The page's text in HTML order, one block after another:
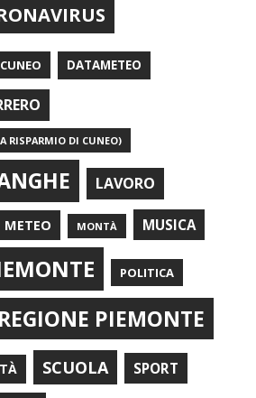
CUNEO DATAMETEO
RISPARMIO DI CUNEO)
LAVORO
METEO MONTÀ MUSICA
POLITICA
REGIONE PIEMONTE
SCUOLA SPORT